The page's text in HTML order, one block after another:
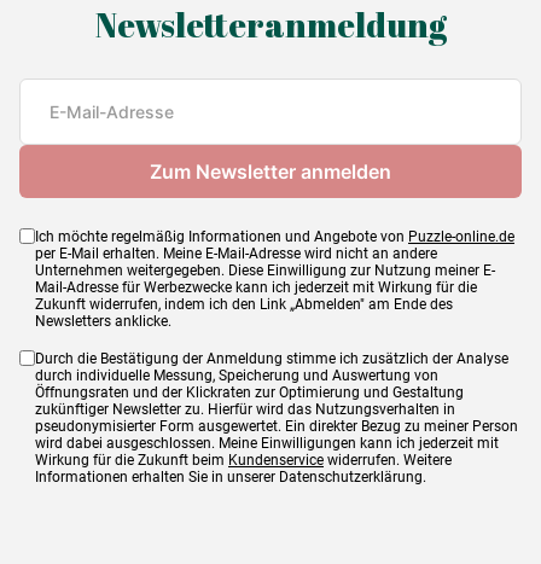
Maße
Newsletteranmeldung
Ich möchte regelmäßig Informationen und Angebote von Puzzle-online.de
per E-Mail erhalten. Meine E-Mail-Adresse wird nicht an andere
Unternehmen weitergegeben. Diese Einwilligung zur Nutzung meiner E-
Mail-Adresse für Werbezwecke kann ich jederzeit mit Wirkung für die
Zukunft widerrufen, indem ich den Link „Abmelden" am Ende des
Newsletters anklicke.
Durch die Bestätigung der Anmeldung stimme ich zusätzlich der Analyse
durch individuelle Messung, Speicherung und Auswertung von
Öffnungsraten und der Klickraten zur Optimierung und Gestaltung
zukünftiger Newsletter zu. Hierfür wird das Nutzungsverhalten in
pseudonymisierter Form ausgewertet. Ein direkter Bezug zu meiner Person
wird dabei ausgeschlossen. Meine Einwilligungen kann ich jederzeit mit
Wirkung für die Zukunft beim Kundenservice widerrufen. Weitere
Informationen erhalten Sie in unserer Datenschutzerklärung.